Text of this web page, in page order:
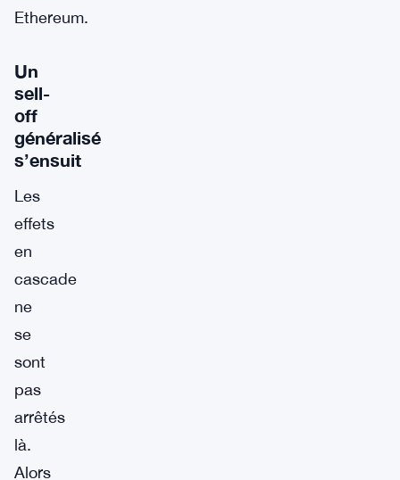
Ethereum.
Un
sell-
off
généralisé
s’ensuit
Les
effets
en
cascade
ne
se
sont
pas
arrêtés
là.
Alors